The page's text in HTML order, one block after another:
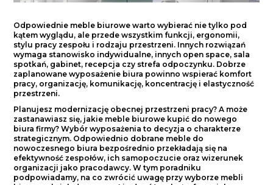
Odpowiednie meble biurowe warto wybierać nie tylko pod
kątem wyglądu, ale przede wszystkim funkcji, ergonomii,
stylu pracy zespołu i rodzaju przestrzeni. Innych rozwiązań
wymaga stanowisko indywidualne, innych open space, sala
spotkań, gabinet, recepcja czy strefa odpoczynku. Dobrze
zaplanowane wyposażenie biura powinno wspierać komfort
pracy, organizację, komunikację, koncentrację i elastyczność
przestrzeni.
Planujesz modernizację obecnej przestrzeni pracy? A może
zastanawiasz się, jakie meble biurowe kupić do nowego
biura firmy? Wybór wyposażenia to decyzja o charakterze
strategicznym. Odpowiednio dobrane meble do
nowoczesnego biura bezpośrednio przekładają się na
efektywność zespołów, ich samopoczucie oraz wizerunek
organizacji jako pracodawcy. W tym poradniku
podpowiadamy, na co zwrócić uwagę przy wyborze mebli